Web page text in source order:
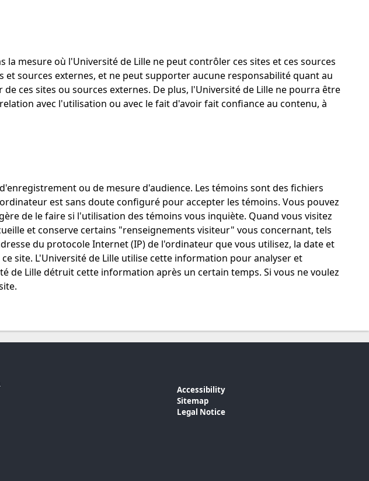
mesure où l'Université de Lille ne peut contrôler ces sites et ces sources
sources externes, et ne peut supporter aucune responsabilité quant au
ces sites ou sources externes. De plus, l'Université de Lille ne pourra être
avec l'utilisation ou avec le fait d'avoir fait confiance au contenu, à
ou de mesure d'audience. Les témoins sont des fichiers
est sans doute configuré pour accepter les témoins. Vous pouvez
de le faire si l'utilisation des témoins vous inquiète. Quand vous visitez
et conserve certains "renseignements visiteur" vous concernant, tels
du protocole Internet (IP) de l'ordinateur que vous utilisez, la date et
site. L'Université de Lille utilise cette information pour analyser et
Lille détruit cette information après un certain temps. Si vous ne voulez
Accessibility
Sitemap
Legal Notice